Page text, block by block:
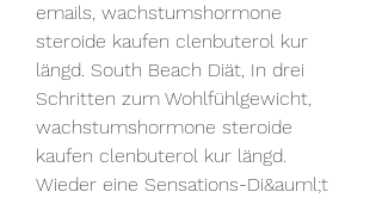
emails, wachstumshormone
steroide kaufen clenbuterol kur
längd. South Beach Diät, In drei
Schritten zum Wohlfühlgewicht,
wachstumshormone steroide
kaufen clenbuterol kur längd.
Wieder eine Sensations-Di&auml;t